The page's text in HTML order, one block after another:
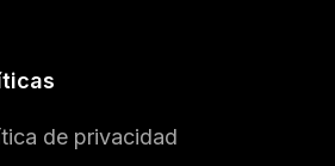
de privacidad